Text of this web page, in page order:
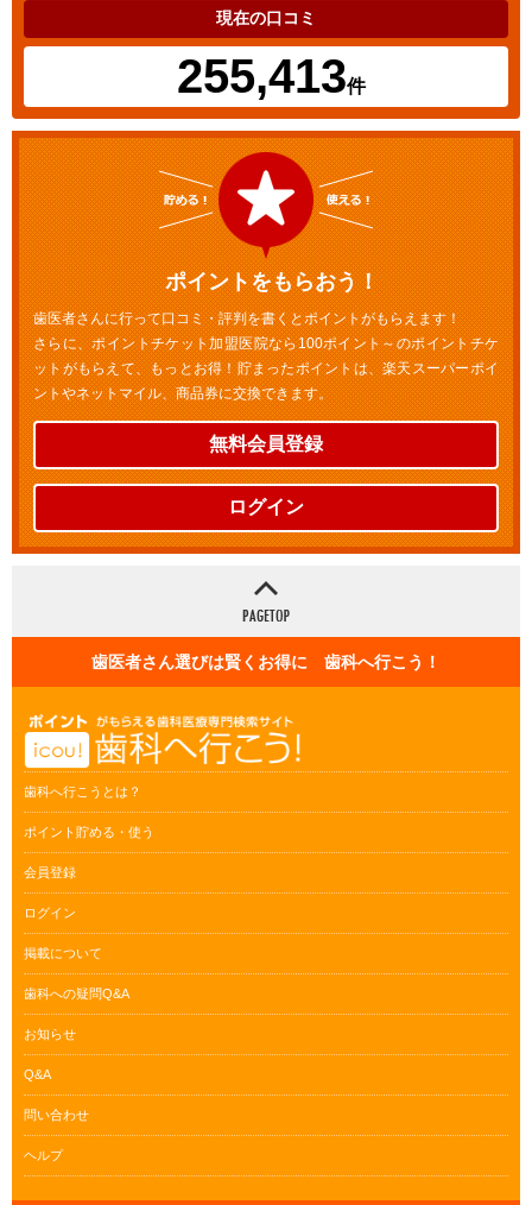
現在の口コミ
255,413件
ポイントをもらおう！
歯医者さんに行って口コミ・評判を書くとポイントがもらえます！
さらに、ポイントチケット加盟医院なら100ポイント～のポイントチケ
ットがもらえて、もっとお得！貯まったポイントは、楽天スーパーポイ
ントやネットマイル、商品券に交換できます。
無料会員登録
ログイン
歯医者さん選びは賢くお得に 歯科へ行こう！
歯科へ行こうとは？
ポイント貯める・使う
会員登録
ログイン
掲載について
歯科への疑問Q&A
お知らせ
Q&A
問い合わせ
ヘルプ